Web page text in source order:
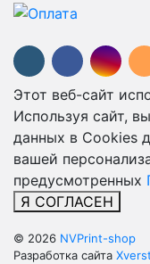
Этот веб-сайт
Используя сайт,
данных в Cookies
вашей
предусмотренных
Я СОГЛАСЕН
© 2026 NVPrint-shop
Разработка сайта Xverst